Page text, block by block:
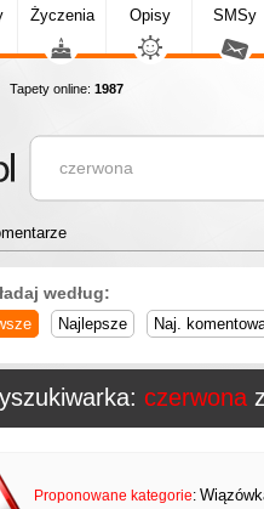
Życzenia Opisy SMSy
Tapety online: 1987
według:
Najlepsze Naj.
czerwona
Proponowane kategorie: